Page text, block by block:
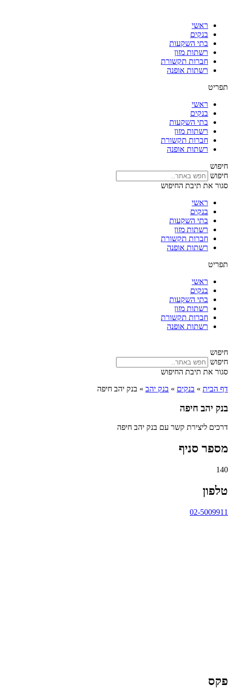
ראשי
בנקים
בתי השקעות
רשתות מזון
חברות תקשורת
רשתות אופנה
תפריט
ראשי
בנקים
בתי השקעות
רשתות מזון
חברות תקשורת
רשתות אופנה
חיפוש
חיפוש
סגור את תיבת החיפוש
ראשי
בנקים
בתי השקעות
רשתות מזון
חברות תקשורת
רשתות אופנה
תפריט
ראשי
בנקים
בתי השקעות
רשתות מזון
חברות תקשורת
רשתות אופנה
חיפוש
חיפוש
סגור את תיבת החיפוש
דף הבית » בנקים » בנק יהב » בנק יהב חיפה
בנק יהב חיפה
דרכים ליצירת קשר עם בנק יהב חיפה
מספר סניף
140
טלפון
02-5009911
פקס